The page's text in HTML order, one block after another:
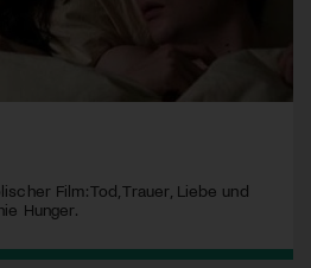
Film: Tod, Trauer, Liebe und
Hunger.